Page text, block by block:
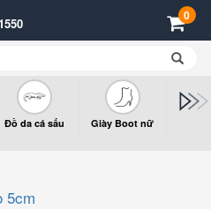
0
Đồ da cá sấu Giày Boot nữ
5cm